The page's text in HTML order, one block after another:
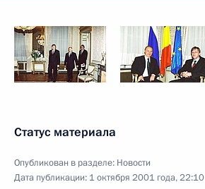
Статус материала
Опубликован в разделе: Новости
Дата публикации: 1 октября 2001 года, 22:10